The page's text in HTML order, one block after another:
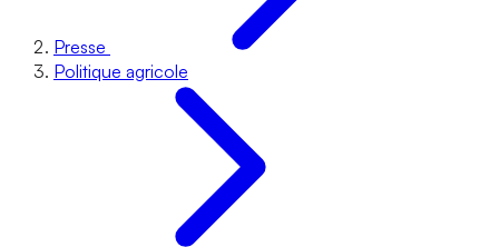
Presse
Politique agricole